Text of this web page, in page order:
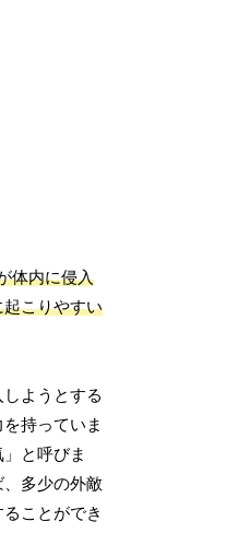
体内に侵入
こりやすい
ようとする
持っていま
と呼びま
多少の外敵
ことができ